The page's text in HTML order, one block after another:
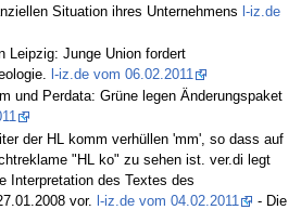
Situation ihres Unternehmens l-iz.de
Leipzig: Junge Union fordert
l-iz.de vom 06.02.2011
und Perdata: Grüne legen Änderungspaket
der HL komm verhüllen 'mm', so dass auf
"HL ko" zu sehen ist. ver.di legt
Interpretation des Textes des
vor.
l-iz.de vom 04.02.2011
- Die